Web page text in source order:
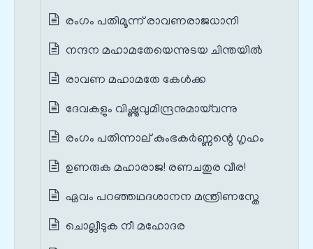
രംഗം പതിമൂന്ന് രാവണരാജധാനി
നന്ദന മഹാമതേയെന്നുടയ ചിന്തയിൽ
രാവണ മഹാമതേ കേൾക്ക
ദേവകളും വിഷ്ണുവുമിന്ദ്രനുമായ്‌വന്നു
രംഗം പതിന്നാല് കുംഭകർണ്ണന്റെ ഗൃഹം
ഉണരുക മഹാരാജ! രണചതുര വീര!
ഏവം പറഞ്ഞഥദശാനന മന്ത്രിണസ്തേ
ചൊല്ലീടുക നീ മഹോദര